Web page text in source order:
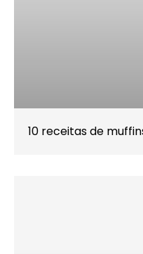
10 receitas de